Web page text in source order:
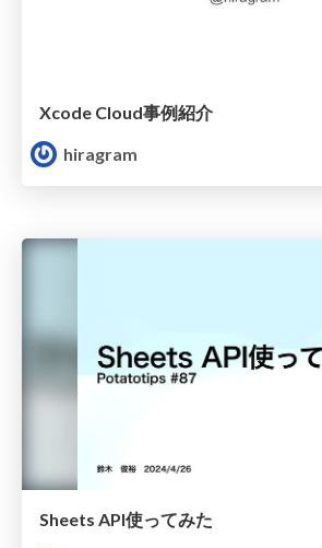
Xcode Cloud事例紹介
hiragram
Sheets API使ってみた